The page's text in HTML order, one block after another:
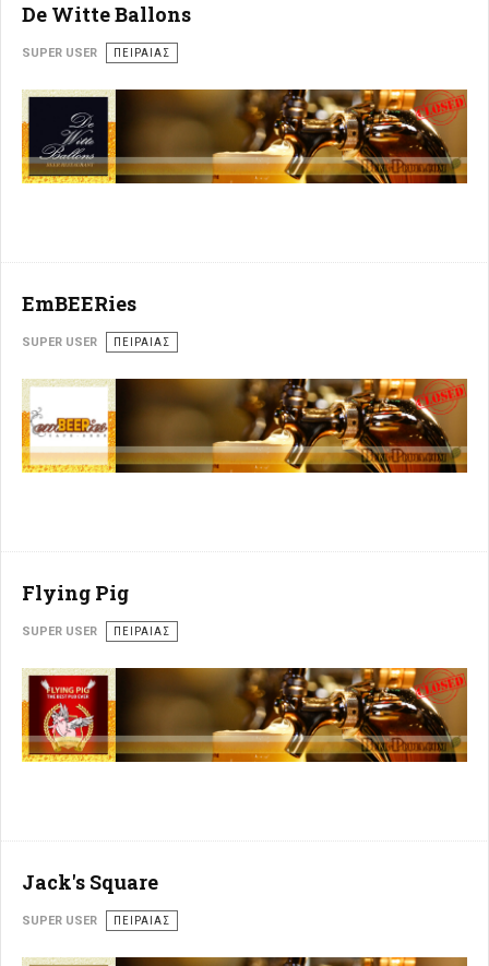
De Witte Ballons
SUPER USER ΠΕΙΡΑΙΆΣ
EmBEERies
SUPER USER ΠΕΙΡΑΙΆΣ
Flying Pig
SUPER USER ΠΕΙΡΑΙΆΣ
Jack's Square
SUPER USER ΠΕΙΡΑΙΆΣ